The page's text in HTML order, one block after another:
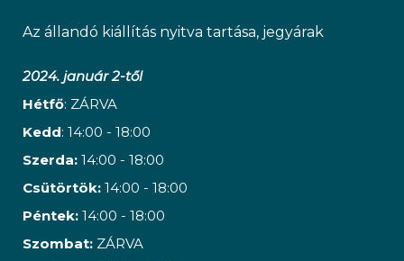
Az állandó kiállítás nyitva tartása, jegyárak
2024. január 2-től
Hétfő: ZÁRVA
Kedd: 14:00 - 18:00
Szerda: 14:00 - 18:00
Csütörtök: 14:00 - 18:00
Péntek: 14:00 - 18:00
Szombat: ZÁRVA